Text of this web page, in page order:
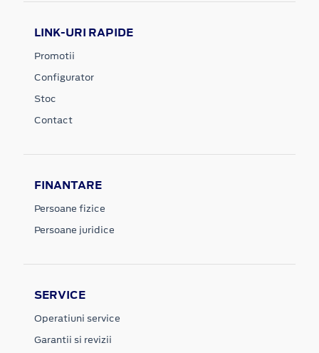
LINK-URI RAPIDE
Promotii
Configurator
Stoc
Contact
FINANTARE
Persoane fizice
Persoane juridice
SERVICE
Operatiuni service
Garantii si revizii